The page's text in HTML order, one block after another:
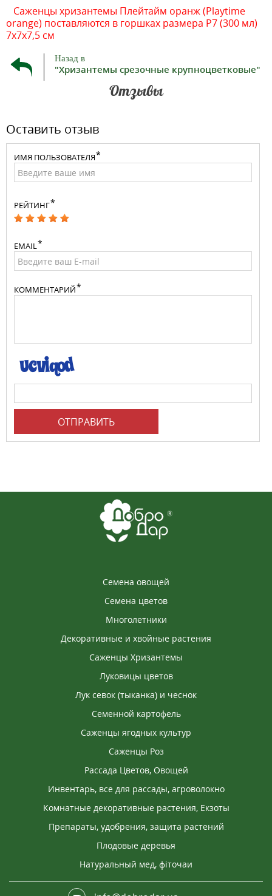
Саженцы хризантемы Плейтайм оранж (Playtime
orange) поставляются в горшках размера P7 (300 мл)
7х7х7,5 см
Назад в
"Хризантемы срезочные крупноцветковые"
Отзывы
Оставить отзыв
ИМЯ ПОЛЬЗОВАТЕЛЯ
РЕЙТИНГ
EMAIL
КОММЕНТАРИЙ
ОТПРАВИТЬ
Семена овощей
Семена цветов
Многолетники
Декоративные и хвойные растения
Саженцы Хризантемы
Луковицы цветов
Лук севок (тыканка) и чеснок
Семенной картофель
Саженцы ягодных культур
Саженцы Роз
Рассада Цветов, Овощей
Инвентарь, все для рассады, агроволокно
Комнатные декоративные растения, Екзоты
Препараты, удобрения, защита растений
Плодовые деревья
Натуральный мед, фіточаи